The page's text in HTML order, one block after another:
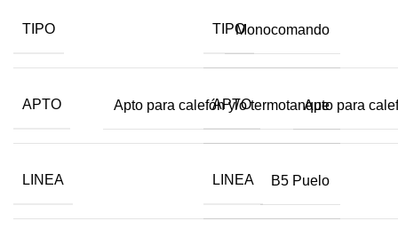
TIPO Monocomando
APTO Apto para calefón y/o termotanque
LINEA B5 Puelo
TIPO
APTO Apto para
LINEA